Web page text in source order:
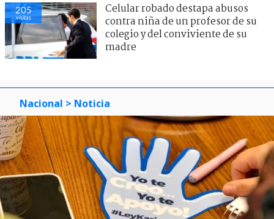
205
visitas
Celular robado destapa abusos
contra niña de un profesor de su
colegio y del conviviente de su
madre
Nacional > Noticia